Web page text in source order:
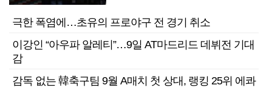
극한 폭염에…초유의 프로야구 전 경기 취소
이강인 “아우파 알레티”…9일 AT마드리드 데뷔전 기대
감
감독 없는 韓축구팀 9월 A매치 첫 상대, 랭킹 25위 에콰